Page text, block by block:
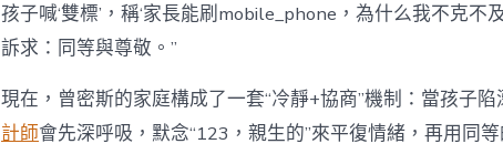
孩子喊‘雙標’，稱‘家長能刷mobile_phone，為什么我不克不
訴求：同等與尊敬。”
現在，曾密斯的家庭構成了一套“冷靜+協商”機制：當孩子
計師會先深呼吸，默念“123，親生的”來平復情緒，再用同